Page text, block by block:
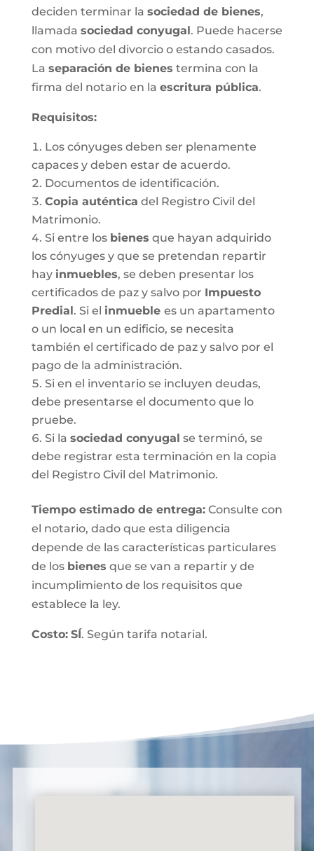
deciden terminar la sociedad de bienes,
llamada sociedad conyugal. Puede hacerse
con motivo del divorcio o estando casados.
La separación de bienes termina con la
firma del notario en la escritura pública.
Requisitos:
Los cónyuges deben ser plenamente
capaces y deben estar de acuerdo.
Documentos de identificación.
Copia auténtica del Registro Civil del
Matrimonio.
Si entre los bienes que hayan adquirido
los cónyuges y que se pretendan repartir
hay inmuebles, se deben presentar los
certificados de paz y salvo por Impuesto
Predial. Si el inmueble es un apartamento
o un local en un edificio, se necesita
también el certificado de paz y salvo por el
pago de la administración.
Si en el inventario se incluyen deudas,
debe presentarse el documento que lo
pruebe.
Si la sociedad conyugal se terminó, se
debe registrar esta terminación en la copia
del Registro Civil del Matrimonio.
Tiempo estimado de entrega:Consulte con
el notario, dado que esta diligencia
depende de las características particulares
de los bienes que se van a repartir y de
incumplimiento de los requisitos que
establece la ley.
Costo: SÍ. Según tarifa notarial.